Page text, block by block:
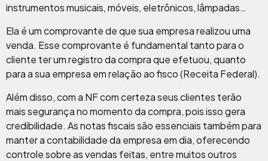
instrumentos musicais, móveis, eletrônicos, lâmpadas…
Ela é um comprovante de que sua empresa realizou uma
venda. Esse comprovante é fundamental tanto para o
cliente ter um registro da compra que efetuou, quanto
para a sua empresa em relação ao fisco (Receita Federal).
Além disso, com a NF com certeza seus clientes terão
mais segurança no momento da compra, pois isso gera
credibilidade. As notas fiscais são essenciais também para
manter a contabilidade da empresa em dia, oferecendo
controle sobre as vendas feitas, entre muitos outros